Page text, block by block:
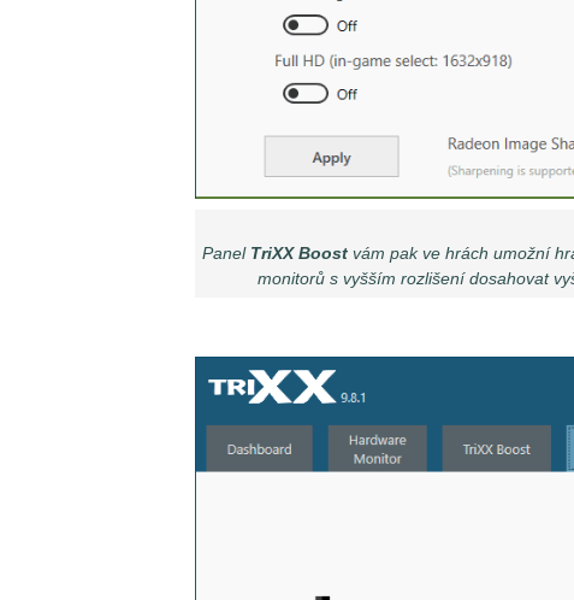
Panel TriXX Boost vám pak ve hrách umožní
monitorů s vyšším rozlišení dosahovat